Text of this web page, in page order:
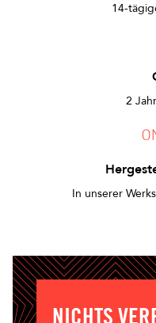
14-
2
In unserer
NICHTS